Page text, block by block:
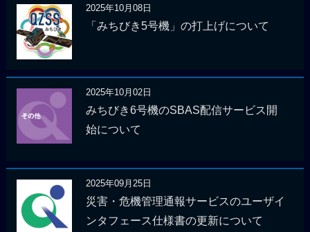
2025年10月08日
「みちびき5号機」の打上げについて
2025年10月02日
みちびき6号機のSBAS配信サービス開
始について
2025年09月25日
災害・危機管理通報サービスのユーザイ
ンタフェース仕様書の更新について